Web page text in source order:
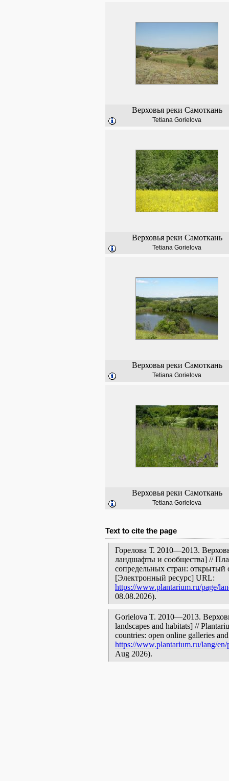
Верховья реки Самоткань
Tetiana Gorielova
Верховья реки Самоткань
Tetiana Gorielova
Верховья реки Самоткань
Tetiana Gorielova
Верховья реки Самоткань
Tetiana Gorielova
Text to cite the page
Горелова Т. 2010—2013.
ландшафты и сообщества] //
сопредельных стран: открытый
[Электронный ресурс] URL:
https://www.plantarium.ru/page/
08.08.2026).
Gorielova T. 2010—2013.
landscapes and habitats] //
countries: open online galleries
https://www.plantarium.ru/lang/
Aug 2026).